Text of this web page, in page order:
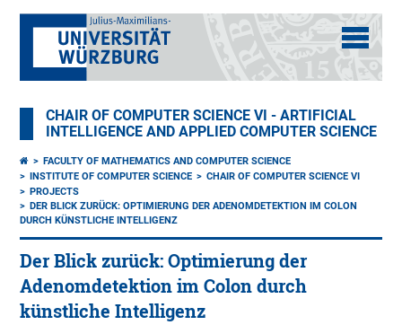
CHAIR OF COMPUTER SCIENCE VI - ARTIFICIAL
INTELLIGENCE AND APPLIED COMPUTER SCIENCE
FACULTY OF MATHEMATICS AND COMPUTER SCIENCE
INSTITUTE OF COMPUTER SCIENCE
CHAIR OF COMPUTER SCIENCE VI
PROJECTS
DER BLICK ZURÜCK: OPTIMIERUNG DER ADENOMDETEKTION IM COLON
DURCH KÜNSTLICHE INTELLIGENZ
Der Blick zurück: Optimierung der
Adenomdetektion im Colon durch
künstliche Intelligenz